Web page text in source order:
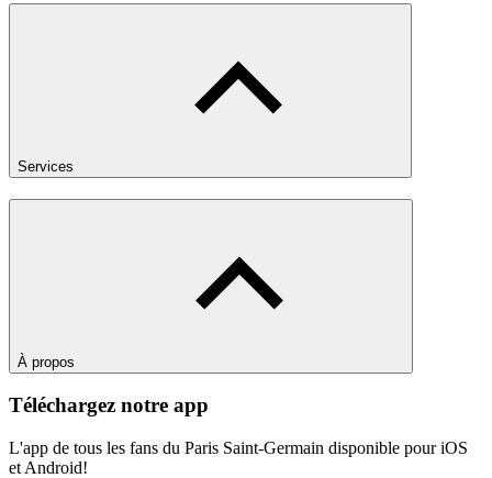
Services
À propos
Téléchargez notre app
L'app de tous les fans du Paris Saint-Germain disponible pour iOS
et Android!